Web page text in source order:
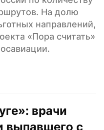
На долю
направлений,
«Пора считать»
врачи
выпавшего с